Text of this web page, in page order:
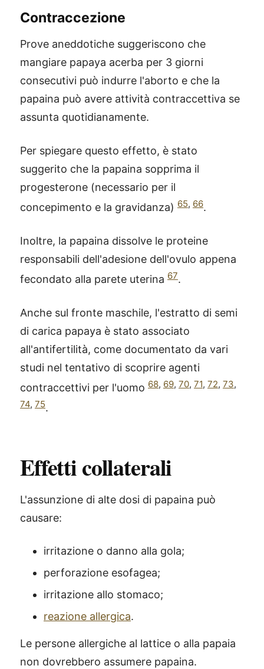
Contraccezione
Prove aneddotiche suggeriscono che
mangiare papaya acerba per 3 giorni
consecutivi può indurre l'aborto e che la
papaina può avere attività contraccettiva se
assunta quotidianamente.
Per spiegare questo effetto, è stato
suggerito che la papaina sopprima il
progesterone (necessario per il
concepimento e la gravidanza) 65, 66.
Inoltre, la papaina dissolve le proteine
responsabili dell'adesione dell'ovulo appena
fecondato alla parete uterina 67.
Anche sul fronte maschile, l'estratto di semi
di carica papaya è stato associato
all'antifertilità, come documentato da vari
studi nel tentativo di scoprire agenti
contraccettivi per l'uomo 68, 69, 70, 71, 72, 73,
74, 75.
Effetti collaterali
L'assunzione di alte dosi di papaina può
causare:
irritazione o danno alla gola;
perforazione esofagea;
irritazione allo stomaco;
reazione allergica.
Le persone allergiche al lattice o alla papaia
non dovrebbero assumere papaina.